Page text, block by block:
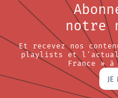
notre
Et recevez nos
playlists et
France »
JE